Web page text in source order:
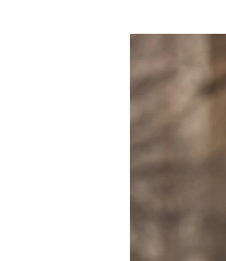
ПОДПИШИТЕСЬ НА РАССЫЛКУ